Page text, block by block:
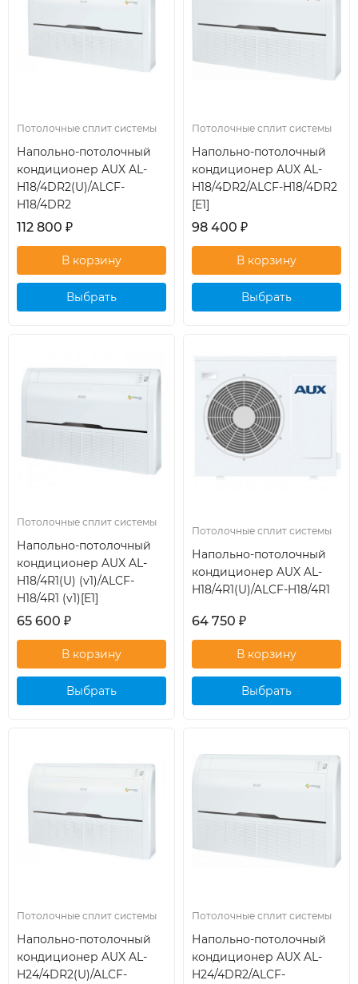
Потолочные сплит системы
Напольно-потолочный
кондиционер AUX AL-
H18/4DR2(U)/ALCF-
H18/4DR2
112 800 ₽
Выбрать
Потолочные сплит системы
Напольно-потолочный
кондиционер AUX AL-
H18/4DR2/ALCF-H18/4DR2
[E1]
98 400 ₽
Выбрать
Потолочные сплит системы
Напольно-потолочный
кондиционер AUX AL-
H18/4R1(U) (v1)/ALCF-
H18/4R1 (v1)[E1]
65 600 ₽
Выбрать
Потолочные сплит системы
Напольно-потолочный
кондиционер AUX AL-
H18/4R1(U)/ALCF-H18/4R1
64 750 ₽
Выбрать
Потолочные сплит системы
Напольно-потолочный
кондиционер AUX AL-
H24/4DR2(U)/ALCF-
Потолочные сплит системы
Напольно-потолочный
кондиционер AUX AL-
H24/4DR2/ALCF-